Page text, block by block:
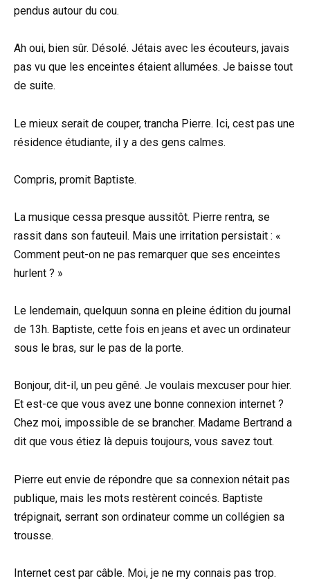
pendus autour du cou.
Ah oui, bien sûr. Désolé. Jétais avec les écouteurs, javais
pas vu que les enceintes étaient allumées. Je baisse tout
de suite.
Le mieux serait de couper, trancha Pierre. Ici, cest pas une
résidence étudiante, il y a des gens calmes.
Compris, promit Baptiste.
La musique cessa presque aussitôt. Pierre rentra, se
rassit dans son fauteuil. Mais une irritation persistait : «
Comment peut-on ne pas remarquer que ses enceintes
hurlent ? »
Le lendemain, quelquun sonna en pleine édition du journal
de 13h. Baptiste, cette fois en jeans et avec un ordinateur
sous le bras, sur le pas de la porte.
Bonjour, dit-il, un peu gêné. Je voulais mexcuser pour hier.
Et est-ce que vous avez une bonne connexion internet ?
Chez moi, impossible de se brancher. Madame Bertrand a
dit que vous étiez là depuis toujours, vous savez tout.
Pierre eut envie de répondre que sa connexion nétait pas
publique, mais les mots restèrent coincés. Baptiste
trépignait, serrant son ordinateur comme un collégien sa
trousse.
Internet cest par câble. Moi, je ne my connais pas trop.